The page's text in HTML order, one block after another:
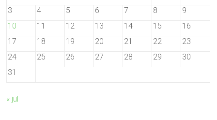
3
4 5 6 7 8
9
10
11 12 13 14 15
16
17
18 19 20 21 22
23
24
25 26 27 28 29
30
31
« jul